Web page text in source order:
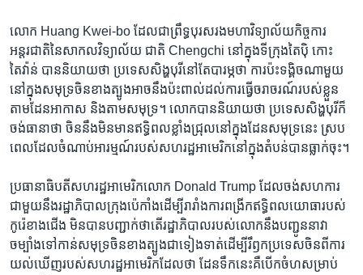
លោក Huang Kwei-bo ដែល​ជា​ព្រឹទ្ធ​បុរស​រង​មហា​វិទ្យាល័យ​កិច្ចការ​
អន្តរជាតិ​នៃ​សាកលវិទ្យាល័យ ជាតិ Chengchi នៅ​ក្នុង​ទីក្រុង​តៃប៉ិ កោះ​
តៃវ៉ាន់ បាន​និយាយ​ថា ប្រទេស​សិង្ហបុរី​នៅតែ​បារម្ភ​ថា ការ​ប៉ះ​ទង្គិច​ណា​មួយ​
នៅ​ក្នុង​សមុទ្រ​ចិន​ខាង​ត្បូង​អាច​នឹង​ប៉ះពាល់​ដល់​ការ​ធ្វើ​ចរាចរណ៍​របស់​ខ្លួន​
តាម​ដែន​អាកាស និង​តាម​សមុទ្រ។ លោក​បាន​និយាយ​ថា ប្រទេស​សិង្ហបុរី​ក៏​
ចង់​ធានា​ថា ចិន​នឹង​មិន​មាន​ឥទ្ធិពល​ខ្លាំង​ជ្រុល​នៅ​ក្នុង​ដែន​សមុទ្រ​នេះ ស្រប​
ពេល​ដែល​ចំណាប់​អារម្មណ៍​របស់​សហរដ្ឋ​អាមេរិក​នៅ​ក្នុង​តំបន់​បាន​ធ្លាក់​ចុះ។
ប្រធានាធិបតី​សហរដ្ឋ​អាមេរិក​លោក Donald Trump ដែល​ចង់​សហការ​
ជាមួយ​នឹង​រដ្ឋាភិបាល​ក្រុង​ប៉េកាំង​ដើម្បី​រារាំង​ការ​ពង្រីក​ឥទ្ធិពល​យោធា​របស់​
កូរ៉េ​ខាង​ជើង មិន​បាន​បញ្ជាក់​ថា​តើ​រដ្ឋាភិបាល​របស់​លោក​នឹង​បញ្ជូន​នាវា​
ចម្បាំង​ទៅ​កាន់​សមុទ្រ​ចិន​ខាង​ត្បូង​ជា​ទៀងទាត់​ដើម្បី​រឹឭក​ប្រទេស​ចិន​ពី​ការ​
យល់​ឃើញ​របស់​សហរដ្ឋ​អាមេរិក​ដែល​ថា ដែន​ទឹក​នេះ​គឺ​បើក​ចំហ​សម្រាប់​